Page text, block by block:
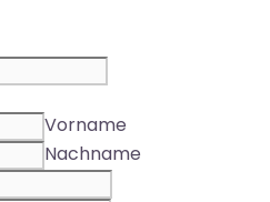
Vorname
Nachname